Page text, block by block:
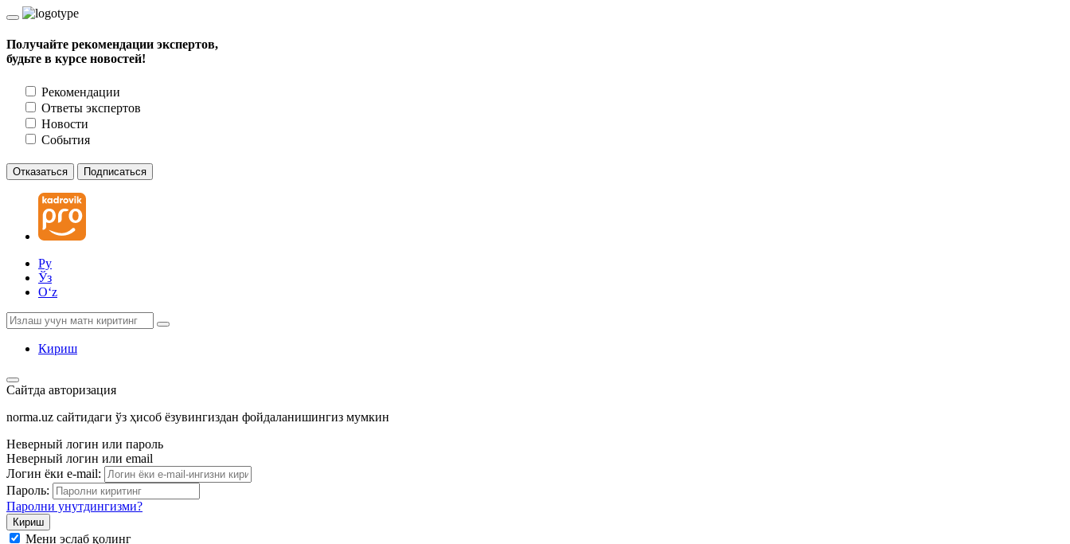
Получайте рекомендации экспертов,
будьте в курсе новостей!
Рекомендации
Ответы экспертов
Новости
События
Отказаться Подписаться
Ру
Ўз
Oʻz
Кириш
Сайтда авторизация
norma.uz сайтидаги ўз ҳисоб ёзувингиздан фойдаланишингиз мумкин
Неверный логин или пароль
Неверный логин или email
Логин ёки e-mail:
Пароль:
Паролни унутдингизми?
Мени эслаб қолинг